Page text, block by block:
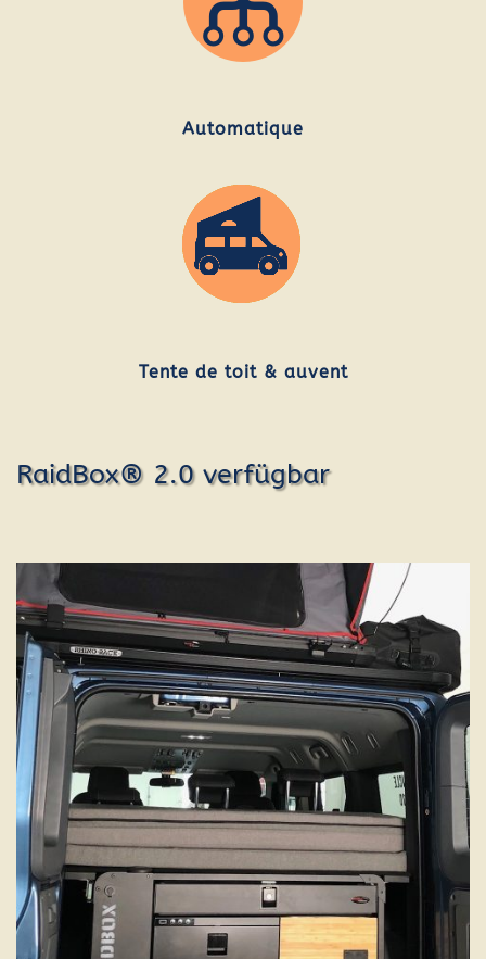
Automatique
Tente de toit & auvent
RaidBox® 2.0 verfügbar